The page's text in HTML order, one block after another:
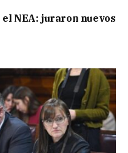
NEA: juraron nuevos